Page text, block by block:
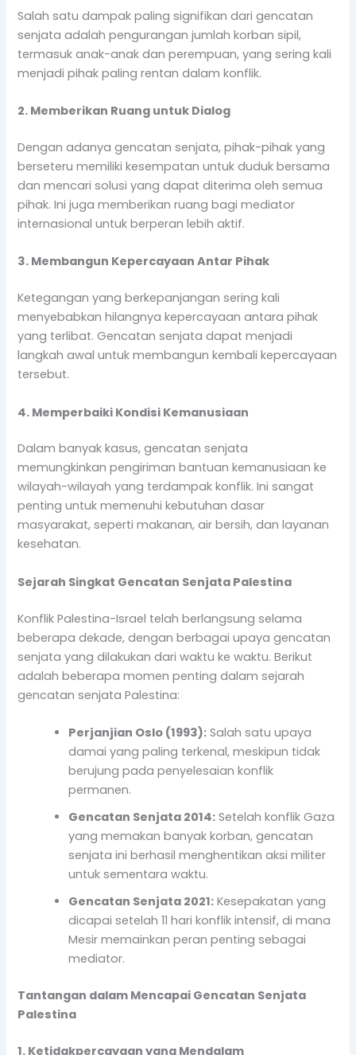
Salah satu dampak paling signifikan dari gencatan
senjata adalah pengurangan jumlah korban sipil,
termasuk anak-anak dan perempuan, yang sering kali
menjadi pihak paling rentan dalam konflik.
2. Memberikan Ruang untuk Dialog
Dengan adanya gencatan senjata, pihak-pihak yang
berseteru memiliki kesempatan untuk duduk bersama
dan mencari solusi yang dapat diterima oleh semua
pihak. Ini juga memberikan ruang bagi mediator
internasional untuk berperan lebih aktif.
3. Membangun Kepercayaan Antar Pihak
Ketegangan yang berkepanjangan sering kali
menyebabkan hilangnya kepercayaan antara pihak
yang terlibat. Gencatan senjata dapat menjadi
langkah awal untuk membangun kembali kepercayaan
tersebut.
4. Memperbaiki Kondisi Kemanusiaan
Dalam banyak kasus, gencatan senjata
memungkinkan pengiriman bantuan kemanusiaan ke
wilayah-wilayah yang terdampak konflik. Ini sangat
penting untuk memenuhi kebutuhan dasar
masyarakat, seperti makanan, air bersih, dan layanan
kesehatan.
Sejarah Singkat Gencatan Senjata Palestina
Konflik Palestina-Israel telah berlangsung selama
beberapa dekade, dengan berbagai upaya gencatan
senjata yang dilakukan dari waktu ke waktu. Berikut
adalah beberapa momen penting dalam sejarah
gencatan senjata Palestina:
Perjanjian Oslo (1993): Salah satu upaya
damai yang paling terkenal, meskipun tidak
berujung pada penyelesaian konflik
permanen.
Gencatan Senjata 2014: Setelah konflik Gaza
yang memakan banyak korban, gencatan
senjata ini berhasil menghentikan aksi militer
untuk sementara waktu.
Gencatan Senjata 2021: Kesepakatan yang
dicapai setelah 11 hari konflik intensif, di mana
Mesir memainkan peran penting sebagai
mediator.
Tantangan dalam Mencapai Gencatan Senjata
Palestina
1. Ketidakpercayaan yang Mendalam